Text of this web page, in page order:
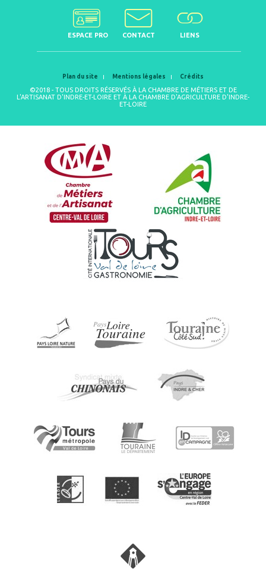
ESPACE PRO CONTACT LIENS
Plan du site Mentions légales Crédits
©2018 - TOUS DROITS RÉSERVÉS À LA CHAMBRE DE MÉTIERS ET DE
L'ARTISANAT D'INDRE-ET-LOIRE ET À LA CHAMBRE D'AGRICULTURE D'INDRE-
ET-LOIRE